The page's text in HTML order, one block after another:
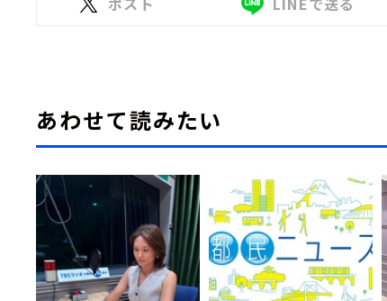
あわせて読みたい